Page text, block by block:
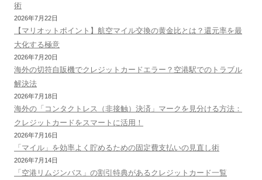
術
2026年7月22日
【マリオットポイント】航空マイル交換の黄金比とは？還元率を最
大化する極意
2026年7月20日
海外の切符自販機でクレジットカードエラー？空港駅でのトラブル
解決法
2026年7月18日
海外の「コンタクトレス（非接触）決済」マークを見分ける方法：
クレジットカードをスマートに活用！
2026年7月16日
「マイル」を効率よく貯めるための固定費支払いの見直し術
2026年7月14日
「空港リムジンバス」の割引特典があるクレジットカード一覧